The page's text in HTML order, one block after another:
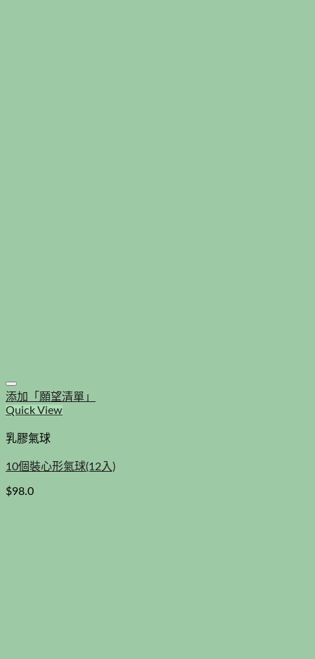
添加「願望清單」
Quick View
乳膠氣球
10個裝心形氣球(12入)
$98.0